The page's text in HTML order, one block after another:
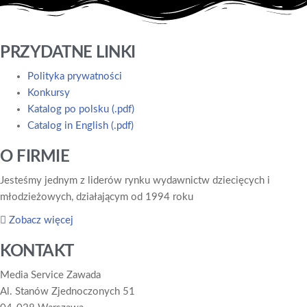
PRZYDATNE LINKI
Polityka prywatności
Konkursy
Katalog po polsku (.pdf)
Catalog in English (.pdf)
O FIRMIE
Jesteśmy jednym z liderów rynku wydawnictw dziecięcych i
młodzieżowych, działającym od 1994 roku
Zobacz więcej
KONTAKT
Media Service Zawada
Al. Stanów Zjednoczonych 51